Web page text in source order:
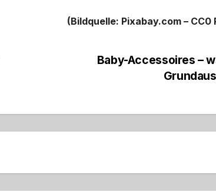
(Bildquelle: Pixabay.com – CC0
Baby-Accessoires –